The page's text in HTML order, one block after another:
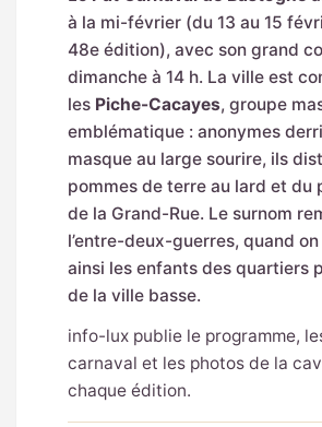
à la mi-février (du 13 au 15
48e édition), avec son grand
dimanche à 14 h. La ville est
les Piche-Cacayes, groupe
emblématique : anonymes
masque au large sourire, ils
pommes de terre au lard et du
de la Grand-Rue. Le surnom
l’entre-deux-guerres, quand
ainsi les enfants des quartiers
de la ville basse.
info-lux publie le programme,
carnaval et les photos de la
chaque édition.